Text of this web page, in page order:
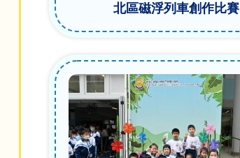
北區磁浮列車創作比賽